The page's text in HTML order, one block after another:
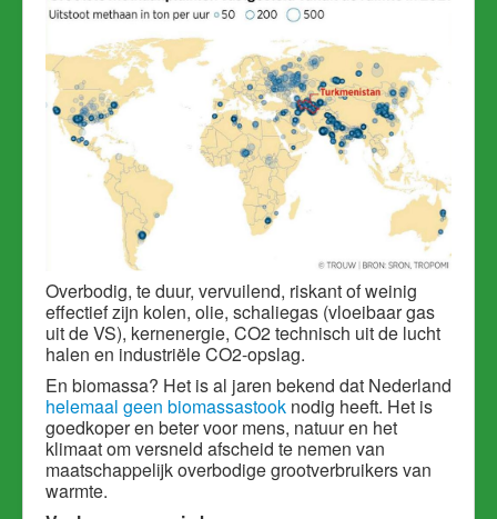
Overbodig, te duur, vervuilend, riskant of weinig
effectief zijn kolen, olie, schaliegas (vloeibaar gas
uit de VS), kernenergie, CO2 technisch uit de lucht
halen en industriële CO2-opslag.
En biomassa? Het is al jaren bekend dat Nederland
helemaal geen biomassastook nodig heeft. Het is
goedkoper en beter voor mens, natuur en het
klimaat om versneld afscheid te nemen van
maatschappelijk overbodige grootverbruikers van
warmte.